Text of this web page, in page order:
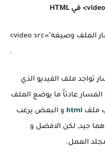
<video src="مسار الملف وصيغه"></video>
ملف الفيديو الذي
عادتاً ما يوضع الملف
ملف html و البعض يرغب
جيد, لكن الافضل و
العمل.